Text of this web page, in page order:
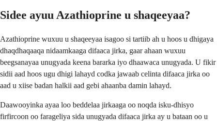
Sidee ayuu Azathioprine u shaqeeyaa?
Azathioprine wuxuu u shaqeeyaa isagoo si tartiib ah u hoos u dhigaya
dhaqdhaqaaqa nidaamkaaga difaaca jirka, gaar ahaan wuxuu
beegsanayaa unugyada keena bararka iyo dhaawaca unugyada. U fikir
sidii aad hoos ugu dhigi lahayd codka jawaab celinta difaaca jirka oo
aad u xiise badan halkii aad gebi ahaanba damin lahayd.
Daawooyinka ayaa loo beddelaa jirkaaga oo noqda isku-dhisyo
firfircoon oo farageliya sida unugyada difaaca jirka ay u bataan oo u